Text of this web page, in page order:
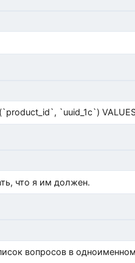
`uuid_1c`)
что я им должен.
вопросов в